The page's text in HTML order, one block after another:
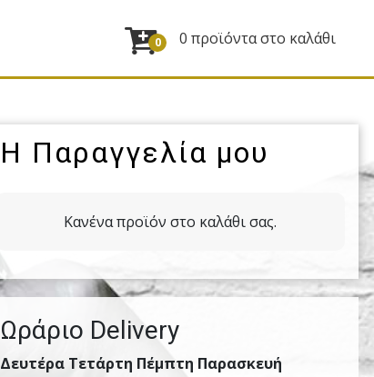
0 0 προϊόντα στο καλάθι
Η Παραγγελία μου
Κανένα προϊόν στο καλάθι σας.
Ωράριο Delivery
Δευτέρα Τετάρτη Πέμπτη Παρασκευή